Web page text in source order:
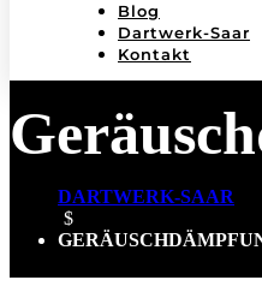
Blog
Dartwerk-Saar
Kontakt
DARTWERK-SAAR
$